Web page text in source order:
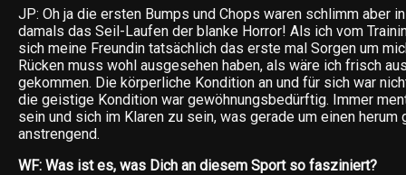
JP: Oh ja die ersten Bumps und Chops waren schlimm aber
damals das Seil-Laufen der blanke Horror! Als ich vom
sich meine Freundin tatsächlich das erste mal Sorgen um
Rücken muss wohl ausgesehen haben, als wäre ich frisch
gekommen. Die körperliche Kondition an und für sich war
die geistige Kondition war gewöhnungsbedürftig. Immer
sein und sich im Klaren zu sein, was gerade um einen herum
anstrengend.
WF: Was ist es, was Dich an diesem Sport so fasziniert?